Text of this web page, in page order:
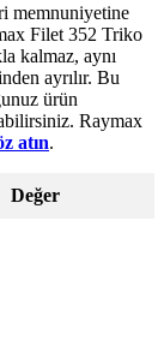
memnuniyetine
Filet 352 Triko
kalmaz, aynı
ayrılır. Bu
ürün
Raymax
atın.
Değer